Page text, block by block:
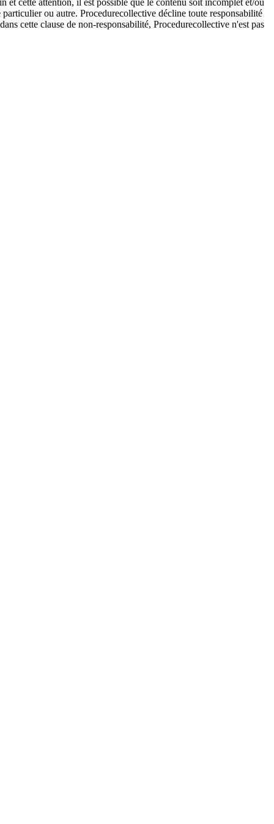
ou autre. Procedurecollective décline toute responsabilité
cette clause de non-responsabilité, Procedurecollective n'est pas